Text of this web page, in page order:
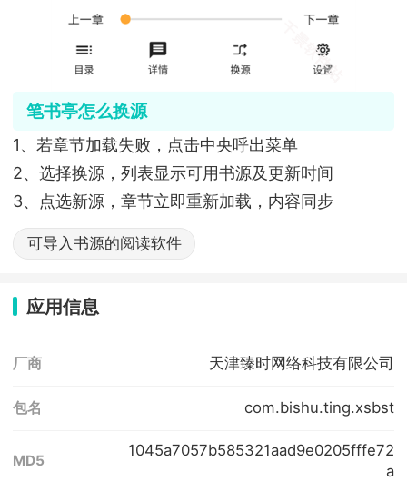
笔书亭怎么换源
1、若章节加载失败，点击中央呼出菜单
2、选择换源，列表显示可用书源及更新时间
3、点选新源，章节立即重新加载，内容同步
可导入书源的阅读软件
应用信息
厂商 天津臻时网络科技有限公司
包名 com.bishu.ting.xsbst
MD5
1045a7057b585321aad9e0205fffe72
a